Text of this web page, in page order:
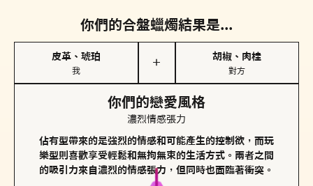
你們的合盤蠟燭結果是...
皮革、琥珀
我
＋
胡椒、肉桂
對方
你們的戀愛風格
濃烈情感張力
佔有型帶來的是強烈的情感和可能產生的控制欲，而玩
樂型則喜歡享受輕鬆和無拘無束的生活方式。兩者之間
的吸引力來自濃烈的情感張力，但同時也面臨著衝突。